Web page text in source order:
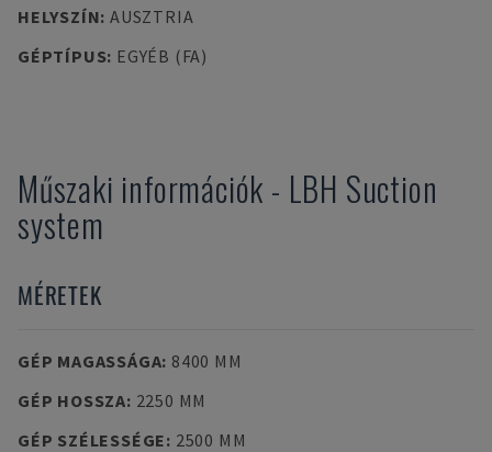
HELYSZÍN: AUSZTRIA
GÉPTÍPUS: EGYÉB (FA)
Műszaki információk - LBH Suction
system
MÉRETEK
GÉP MAGASSÁGA: 8400 MM
GÉP HOSSZA: 2250 MM
GÉP SZÉLESSÉGE: 2500 MM